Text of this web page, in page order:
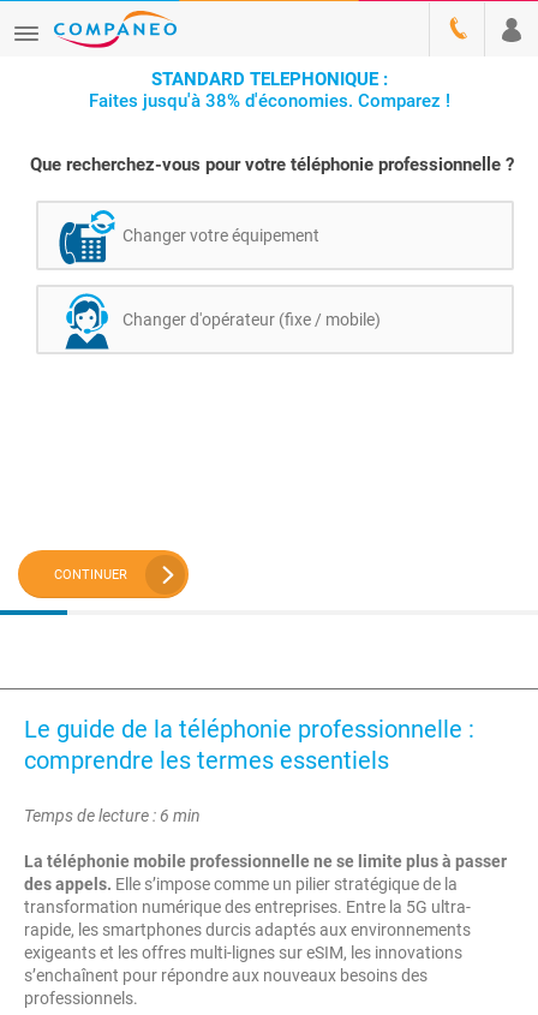
STANDARD TELEPHONIQUE :
Faites jusqu'à 38% d'économies. Comparez !
Que recherchez-vous pour votre téléphonie professionnelle ?
Changer votre équipement
Changer d'opérateur (fixe / mobile)
CONTINUER
Le guide de la téléphonie professionnelle :
comprendre les termes essentiels
Temps de lecture : 6 min
La téléphonie mobile professionnelle ne se limite plus à passer
des appels. Elle s’impose comme un pilier stratégique de la
transformation numérique des entreprises. Entre la 5G ultra-
rapide, les smartphones durcis adaptés aux environnements
exigeants et les offres multi-lignes sur eSIM, les innovations
s’enchaînent pour répondre aux nouveaux besoins des
professionnels.